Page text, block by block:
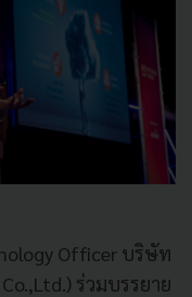
Officer บริษัท
ร่วมบรรยาย